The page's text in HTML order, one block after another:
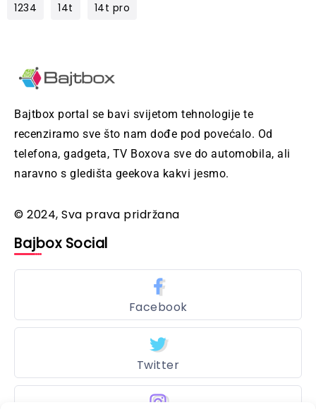
1234
14t 14t pro
Bajtbox portal se bavi svijetom tehnologije te
recenziramo sve što nam dođe pod povećalo. Od
telefona, gadgeta, TV Boxova sve do automobila, ali
naravno s gledišta geekova kakvi jesmo.
© 2024, Sva prava pridržana
Bajbox Social
Facebook
Twitter